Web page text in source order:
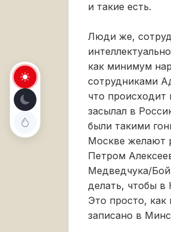
и такие есть.
Люди же,
как минимум
сотрудниками
что происходит
засылал в
были такими
Москве желают
Петром
Медведчука/
делать, чтобы в
Это просто,
записано в